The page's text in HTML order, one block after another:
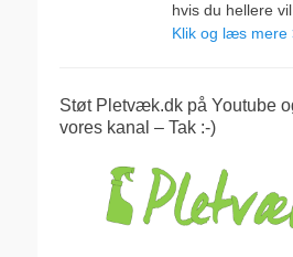
hvis du hellere
Klik og læs mere
Støt Pletvæk.dk på Youtube
vores kanal – Tak :-)